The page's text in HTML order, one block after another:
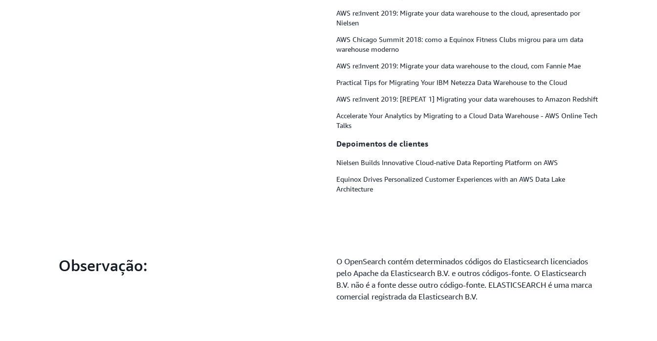
AWS re:Invent 2019: Migrate your data warehouse to the cloud, apresentado por
Nielsen
AWS Chicago Summit 2018: como a Equinox Fitness Clubs migrou para um data
warehouse moderno
AWS re:Invent 2019: Migrate your data warehouse to the cloud, com Fannie Mae
Practical Tips for Migrating Your IBM Netezza Data Warehouse to the Cloud
AWS re:Invent 2019: [REPEAT 1] Migrating your data warehouses to Amazon Redshift
Accelerate Your Analytics by Migrating to a Cloud Data Warehouse - AWS Online Tech
Talks
Depoimentos de clientes
Nielsen Builds Innovative Cloud-native Data Reporting Platform on AWS
Equinox Drives Personalized Customer Experiences with an AWS Data Lake
Architecture
Observação:
O OpenSearch contém determinados códigos do Elasticsearch licenciados
pelo Apache da Elasticsearch B.V. e outros códigos-fonte. O Elasticsearch
B.V. não é a fonte desse outro código-fonte. ELASTICSEARCH é uma marca
comercial registrada da Elasticsearch B.V.